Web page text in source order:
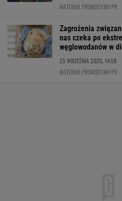
MATERIAŁ PROMOCYJNY PR
Zagrożenia
nas czeka po
węglowodanów w
25 WRZEŚNIA 2020, 14:58
MATERIAŁ PROMOCYJNY PR